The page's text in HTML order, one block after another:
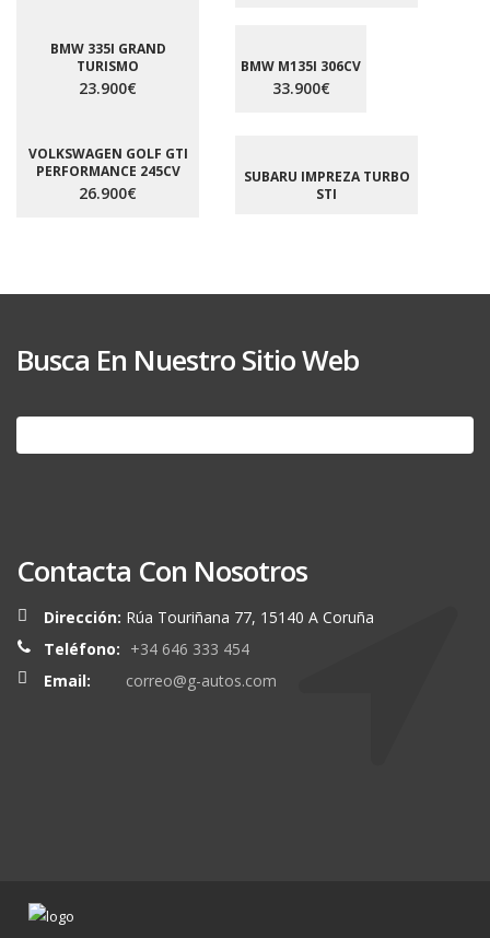
BMW 335I GRAND
TURISMO
23.900€
BMW M135I 306CV
33.900€
VOLKSWAGEN GOLF GTI
PERFORMANCE 245CV
26.900€
SUBARU IMPREZA TURBO
STI
Busca En Nuestro Sitio Web
Buscar:
Contacta Con Nosotros
Dirección: Rúa Touriñana 77, 15140 A Coruña
Teléfono: +34 646 333 454
Email:
correo@g-autos.com